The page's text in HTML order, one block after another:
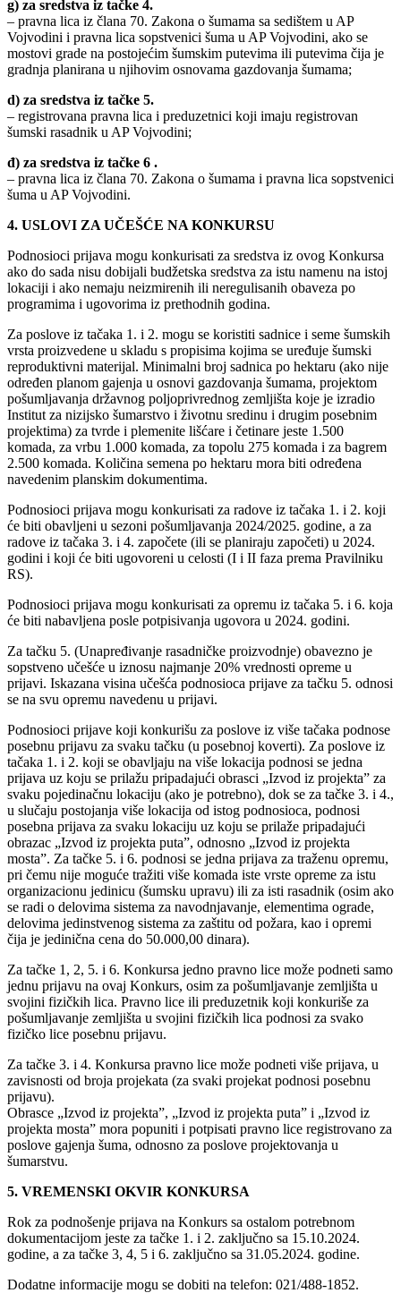
g) za sredstva iz tačke 4.
– pravna lica iz člana 70. Zakona o šumama sa sedištem u AP
Vojvodini i pravna lica sopstvenici šuma u AP Vojvodini, ako se
mostovi grade na postojećim šumskim putevima ili putevima čija je
gradnja planirana u njihovim osnovama gazdovanja šumama;
d) za sredstva iz tačke 5.
– registrovana pravna lica i preduzetnici koji imaju registrovan
šumski rasadnik u AP Vojvodini;
đ) za sredstva iz tačke 6 .
– pravna lica iz člana 70. Zakona o šumama i pravna lica sopstvenici
šuma u AP Vojvodini.
4. USLOVI ZA UČEŠĆE NA KONKURSU
Podnosioci prijava mogu konkurisati za sredstva iz ovog Konkursa
ako do sada nisu dobijali budžetska sredstva za istu namenu na istoj
lokaciji i ako nemaju neizmirenih ili neregulisanih obaveza po
programima i ugovorima iz prethodnih godina.
Za poslove iz tačaka 1. i 2. mogu se koristiti sadnice i seme šumskih
vrsta proizvedene u skladu s propisima kojima se uređuje šumski
reproduktivni materijal. Minimalni broj sadnica po hektaru (ako nije
određen planom gajenja u osnovi gazdovanja šumama, projektom
pošumljavanja državnog poljoprivrednog zemljišta koje je izradio
Institut za nizijsko šumarstvo i životnu sredinu i drugim posebnim
projektima) za tvrde i plemenite lišćare i četinare jeste 1.500
komada, za vrbu 1.000 komada, za topolu 275 komada i za bagrem
2.500 komada. Količina semena po hektaru mora biti određena
navedenim planskim dokumentima.
Podnosioci prijava mogu konkurisati za radove iz tačaka 1. i 2. koji
će biti obavljeni u sezoni pošumljavanja 2024/2025. godine, a za
radove iz tačaka 3. i 4. započete (ili se planiraju započeti) u 2024.
godini i koji će biti ugovoreni u celosti (I i II faza prema Pravilniku
RS).
Podnosioci prijava mogu konkurisati za opremu iz tačaka 5. i 6. koja
će biti nabavljena posle potpisivanja ugovora u 2024. godini.
Za tačku 5. (Unapređivanje rasadničke proizvodnje) obavezno je
sopstveno učešće u iznosu najmanje 20% vrednosti opreme u
prijavi. Iskazana visina učešća podnosioca prijave za tačku 5. odnosi
se na svu opremu navedenu u prijavi.
Podnosioci prijave koji konkurišu za poslove iz više tačaka podnose
posebnu prijavu za svaku tačku (u posebnoj koverti). Za poslove iz
tačaka 1. i 2. koji se obavljaju na više lokacija podnosi se jedna
prijava uz koju se prilažu pripadajući obrasci „Izvod iz projekta” za
svaku pojedinačnu lokaciju (ako je potrebno), dok se za tačke 3. i 4.,
u slučaju postojanja više lokacija od istog podnosioca, podnosi
posebna prijava za svaku lokaciju uz koju se prilaže pripadajući
obrazac „Izvod iz projekta puta”, odnosno „Izvod iz projekta
mosta”. Za tačke 5. i 6. podnosi se jedna prijava za traženu opremu,
pri čemu nije moguće tražiti više komada iste vrste opreme za istu
organizacionu jedinicu (šumsku upravu) ili za isti rasadnik (osim ako
se radi o delovima sistema za navodnjavanje, elementima ograde,
delovima jedinstvenog sistema za zaštitu od požara, kao i opremi
čija je jedinična cena do 50.000,00 dinara).
Za tačke 1, 2, 5. i 6. Konkursa jedno pravno lice može podneti samo
jednu prijavu na ovaj Konkurs, osim za pošumljavanje zemljišta u
svojini fizičkih lica. Pravno lice ili preduzetnik koji konkuriše za
pošumljavanje zemljišta u svojini fizičkih lica podnosi za svako
fizičko lice posebnu prijavu.
Za tačke 3. i 4. Konkursa pravno lice može podneti više prijava, u
zavisnosti od broja projekata (za svaki projekat podnosi posebnu
prijavu).
Obrasce „Izvod iz projekta”, „Izvod iz projekta puta” i „Izvod iz
projekta mosta” mora popuniti i potpisati pravno lice registrovano za
poslove gajenja šuma, odnosno za poslove projektovanja u
šumarstvu.
5. VREMENSKI OKVIR KONKURSA
Rok za podnošenje prijava na Konkurs sa ostalom potrebnom
dokumentacijom jeste za tačke 1. i 2. zaključno sa 15.10.2024.
godine, a za tačke 3, 4, 5 i 6. zaključno sa 31.05.2024. godine.
Dodatne informacije mogu se dobiti na telefon: 021/488-1852.